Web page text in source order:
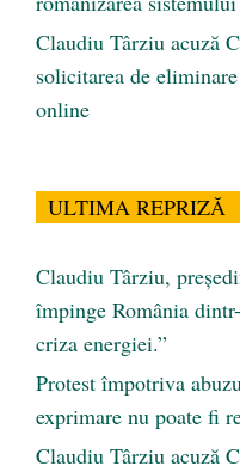
Claudiu Târziu acuză
solicitarea de
online
ULTIMA REPRIZĂ
Claudiu Târziu,
împinge România
criza energiei.”
Protest împotriva
exprimare nu poate fi
Claudiu Târziu acuză